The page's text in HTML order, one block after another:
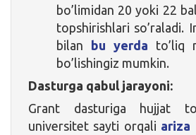
bo’limidan 20 yoki 22
topshirishlari so’raladi.
bilan bu yerda to’liq
bo’lishingiz mumkin.
Dasturga qabul jarayoni:
Grant dasturiga hujjat
universitet sayti orqali ariza